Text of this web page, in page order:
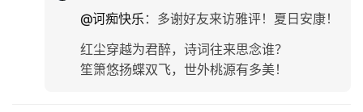
@诃痴快乐 ： 多谢好友来访雅评！夏日安康！
红尘穿越为君醉，诗词往来思念谁？
笙箫悠扬蝶双飞，世外桃源有多美！